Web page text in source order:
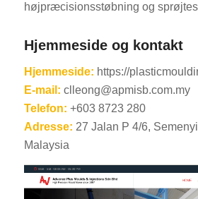
højpræcisionsstøbning og
Hjemmeside og kontakt
Hjemmeside: https://
E-mail: clleong@apmisb.com.my
Telefon: +603 8723 280
Adresse: 27 Jalan P 4/6,
Malaysia